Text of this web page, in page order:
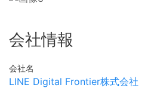
会社情報
会社名
LINE Digital Frontier株式会社